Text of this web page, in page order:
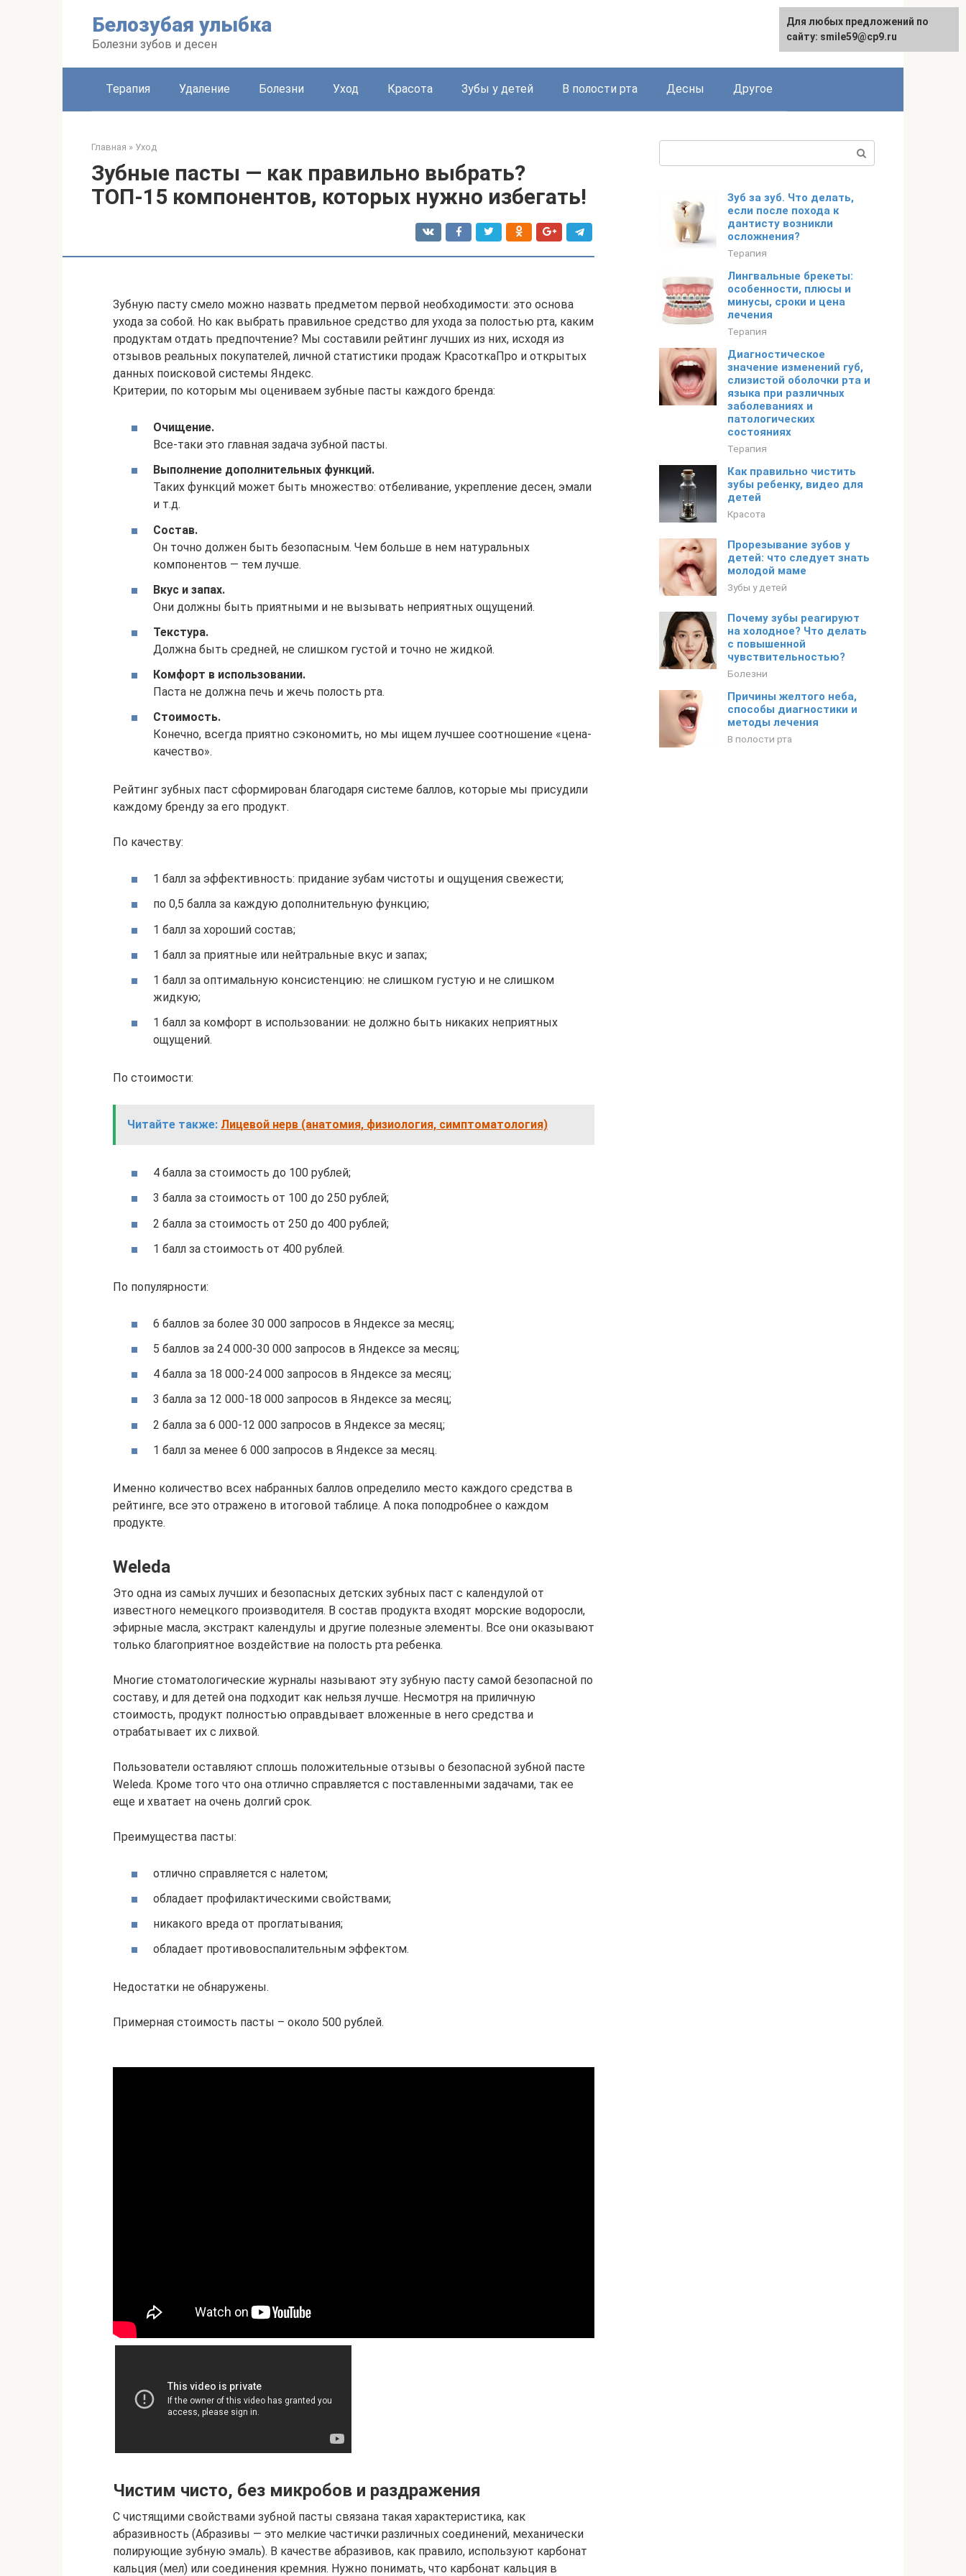
Белозубая улыбка
Болезни зубов и десен
Терапия Удаление Болезни Уход Красота Зубы у детей В полости рта Десны Другое
Главная » Уход
Зубные пасты — как правильно выбрать?
ТОП-15 компонентов, которых нужно избегать!
Зубную пасту смело можно назвать предметом первой необходимости: это основа
ухода за собой. Но как выбрать правильное средство для ухода за полостью рта, каким
продуктам отдать предпочтение? Мы составили рейтинг лучших из них, исходя из
отзывов реальных покупателей, личной статистики продаж КрасоткаПро и открытых
данных поисковой системы Яндекс.
Критерии, по которым мы оцениваем зубные пасты каждого бренда:
Очищение.
Все-таки это главная задача зубной пасты.
Выполнение дополнительных функций.
Таких функций может быть множество: отбеливание, укрепление десен, эмали
и т.д.
Состав.
Он точно должен быть безопасным. Чем больше в нем натуральных
компонентов — тем лучше.
Вкус и запах.
Они должны быть приятными и не вызывать неприятных ощущений.
Текстура.
Должна быть средней, не слишком густой и точно не жидкой.
Комфорт в использовании.
Паста не должна печь и жечь полость рта.
Стоимость.
Конечно, всегда приятно сэкономить, но мы ищем лучшее соотношение «цена-
качество».
Рейтинг зубных паст сформирован благодаря системе баллов, которые мы присудили
каждому бренду за его продукт.
По качеству:
1 балл за эффективность: придание зубам чистоты и ощущения свежести;
по 0,5 балла за каждую дополнительную функцию;
1 балл за хороший состав;
1 балл за приятные или нейтральные вкус и запах;
1 балл за оптимальную консистенцию: не слишком густую и не слишком
жидкую;
1 балл за комфорт в использовании: не должно быть никаких неприятных
ощущений.
По стоимости:
Читайте также: Лицевой нерв (анатомия, физиология, симптоматология)
4 балла за стоимость до 100 рублей;
3 балла за стоимость от 100 до 250 рублей;
2 балла за стоимость от 250 до 400 рублей;
1 балл за стоимость от 400 рублей.
По популярности:
6 баллов за более 30 000 запросов в Яндексе за месяц;
5 баллов за 24 000-30 000 запросов в Яндексе за месяц;
4 балла за 18 000-24 000 запросов в Яндексе за месяц;
3 балла за 12 000-18 000 запросов в Яндексе за месяц;
2 балла за 6 000-12 000 запросов в Яндексе за месяц;
1 балл за менее 6 000 запросов в Яндексе за месяц.
Именно количество всех набранных баллов определило место каждого средства в
рейтинге, все это отражено в итоговой таблице. А пока поподробнее о каждом
продукте.
Weleda
Это одна из самых лучших и безопасных детских зубных паст с календулой от
известного немецкого производителя. В состав продукта входят морские водоросли,
эфирные масла, экстракт календулы и другие полезные элементы. Все они оказывают
только благоприятное воздействие на полость рта ребенка.
Многие стоматологические журналы называют эту зубную пасту самой безопасной по
составу, и для детей она подходит как нельзя лучше. Несмотря на приличную
стоимость, продукт полностью оправдывает вложенные в него средства и
отрабатывает их с лихвой.
Пользователи оставляют сплошь положительные отзывы о безопасной зубной пасте
Weleda. Кроме того что она отлично справляется с поставленными задачами, так ее
еще и хватает на очень долгий срок.
Преимущества пасты:
отлично справляется с налетом;
обладает профилактическими свойствами;
никакого вреда от проглатывания;
обладает противовоспалительным эффектом.
Недостатки не обнаружены.
Примерная стоимость пасты – около 500 рублей.
Чистим чисто, без микробов и раздражения
С чистящими свойствами зубной пасты связана такая характеристика, как
абразивность (Абразивы — это мелкие частички различных соединений, механически
полирующие зубную эмаль). В качестве абразивов, как правило, используют карбонат
кальция (мел) или соединения кремния. Нужно понимать, что карбонат кальция в
Зуб за зуб. Что делать,
если после похода к
дантисту возникли
осложнения?
Терапия
Лингвальные брекеты:
особенности, плюсы и
минусы, сроки и цена
лечения
Терапия
Диагностическое
значение изменений губ,
слизистой оболочки рта и
языка при различных
заболеваниях и
патологических
состояниях
Терапия
Как правильно чистить
зубы ребенку, видео для
детей
Красота
Прорезывание зубов у
детей: что следует знать
молодой маме
Зубы у детей
Почему зубы реагируют
на холодное? Что делать
с повышенной
чувствительностью?
Болезни
Причины желтого неба,
способы диагностики и
методы лечения
В полости рта
Для любых предложений по
сайту: smile59@cp9.ru